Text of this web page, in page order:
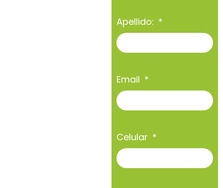
Apellido:
Email
Celular